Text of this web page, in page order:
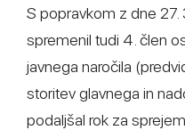
S popravkom z dne
spremenil tudi 4. člen
javnega naročila
storitev glavnega in
podaljšal rok za